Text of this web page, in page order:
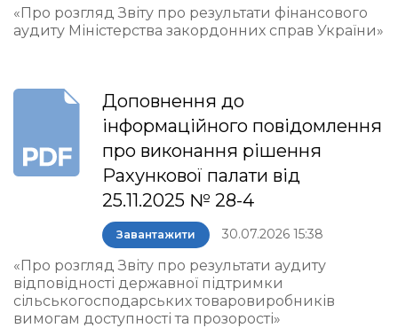
«Про розгляд Звіту про результати фінансового
аудиту Міністерства закордонних справ України»
Доповнення до
інформаційного повідомлення
про виконання рішення
Рахункової палати від
25.11.2025 № 28-4
Завантажити 30.07.2026 15:38
«Про розгляд Звіту про результати аудиту
відповідності державної підтримки
сільськогосподарських товаровиробників
вимогам доступності та прозорості»